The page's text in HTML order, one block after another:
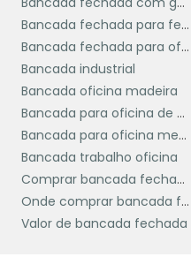
Outro tipo
equipada com
movimentação pelo
característica é
ambientes
ou áreas de
é necessária para
e demandas.
As bancadas
excelente
Bancada fechada para ferramenta
Bancada fechada para oficina preço
Bancada industrial
Bancada oficina madeira
Bancada para oficina de moto
Bancada para oficina mecânica
Bancada trabalho oficina
Comprar bancada fechada
Onde comprar bancada fechada
Valor de bancada fechada